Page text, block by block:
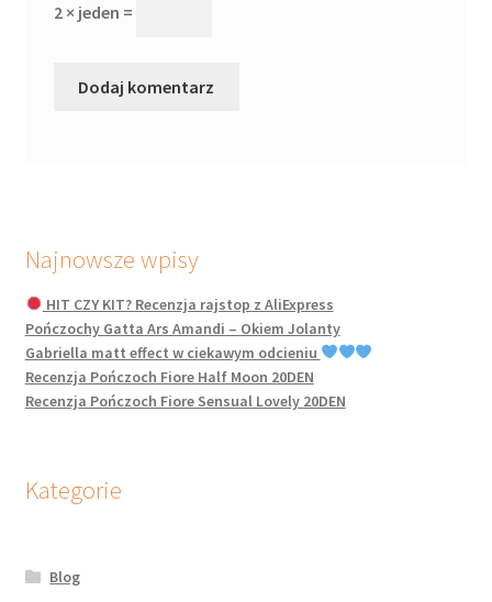
2 × jeden =
Najnowsze wpisy
HIT CZY KIT? Recenzja rajstop z AliExpress
Pończochy Gatta Ars Amandi – Okiem Jolanty
Gabriella matt effect w ciekawym odcieniu
Recenzja Pończoch Fiore Half Moon 20DEN
Recenzja Pończoch Fiore Sensual Lovely 20DEN
Kategorie
Blog